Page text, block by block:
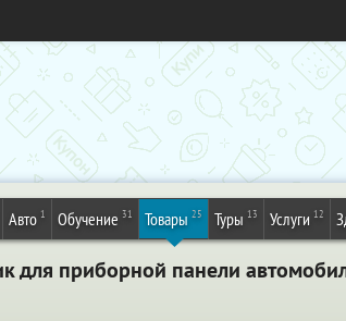
Авто 1 Обучение 31 Товары 25 Туры 13 Услуги 12
для приборной панели